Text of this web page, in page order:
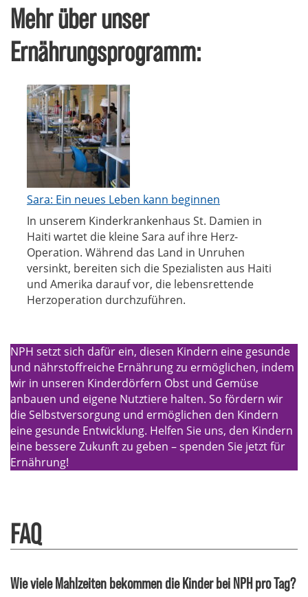
Mehr über unser
Ernährungsprogramm:
Sara: Ein neues Leben kann beginnen
In unserem Kinderkrankenhaus St. Damien in
Haiti wartet die kleine Sara auf ihre Herz-
Operation. Während das Land in Unruhen
versinkt, bereiten sich die Spezialisten aus Haiti
und Amerika darauf vor, die lebensrettende
Herzoperation durchzuführen.
NPH setzt sich dafür ein, diesen Kindern eine gesunde
und nährstoffreiche Ernährung zu ermöglichen, indem
wir in unseren Kinderdörfern Obst und Gemüse
anbauen und eigene Nutztiere halten. So fördern wir
die Selbstversorgung und ermöglichen den Kindern
eine gesunde Entwicklung. Helfen Sie uns, den Kindern
eine bessere Zukunft zu geben – spenden Sie jetzt für
Ernährung!
FAQ
Wie viele Mahlzeiten bekommen die Kinder bei NPH pro Tag?